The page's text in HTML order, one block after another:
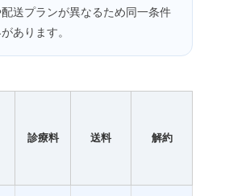
送プランが異なるため同一条件
あります。
診療料 送料 解約